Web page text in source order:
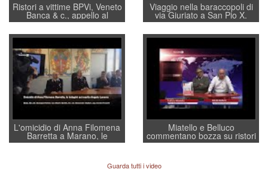
Ristori a vittime BPVi, Veneto
Banca & c., appello al
sottosegretario Alessio
Villarosa: per mettere ordine
convochi con Di Maio CNCU
a supporto della cabina di
regia al Mef
Viaggio nella baraccopoli di
via Giuriato a San Pio X.
Vicenza ai Vicentini: “faremo
un regalo di Natale ai
residenti”
L'omicidio di Anna Filomena
Barretta a Marano, le
indagini dei carabinieri di
Miatello e Belluco
commentano bozza su ristori
BPVi e Veneto Banca
Guarda tutti i video